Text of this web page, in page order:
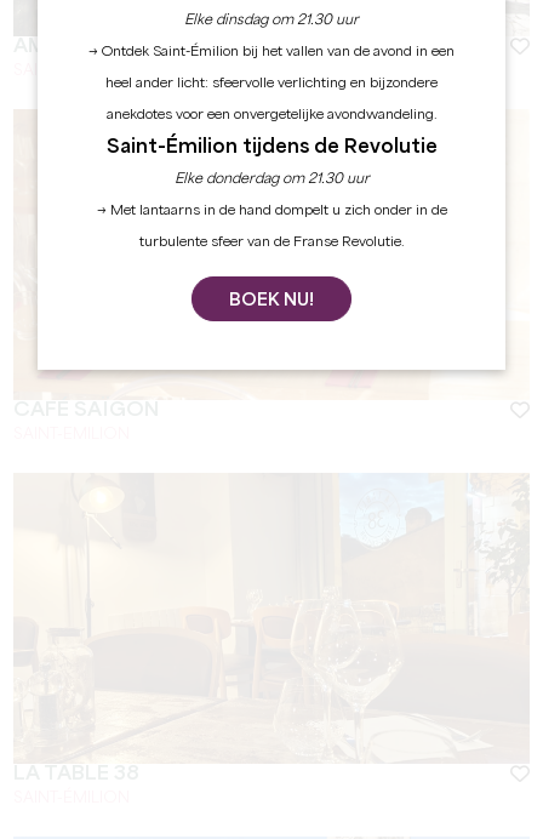
AMELIA CANTA
Elke dinsdag om 21.30 uur
→ Ontdek Saint-Émilion bij het vallen van de avond in een
heel ander licht: sfeervolle verlichting en bijzondere
anekdotes voor een onvergetelijke avondwandeling.
Saint-Émilion tijdens de Revolutie
Elke donderdag om 21.30 uur
→ Met lantaarns in de hand dompelt u zich onder in de
turbulente sfeer van de Franse Revolutie.
BOEK NU!